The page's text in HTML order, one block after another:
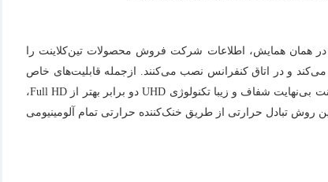
همان همایش، اطلاعات شرکت فروش محصولات تین‌کلاینت را
می‌کند و در اتاق کنفرانس نصب می‌کنند. ازجمله قابلیت‌های خاص
بی‌نهایت شفاف و زیبا تکنولوژی UHD
دو برابر بهتر از Full HD،
روش تبادل حرارتی از طریق خنک‌کننده حرارتی تمام آلومینیومی